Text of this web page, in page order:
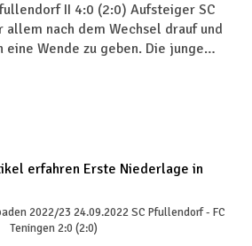
II 4:0 (2:0) Aufsteiger SC
nach dem Wechsel drauf und
eine Wende zu geben. Die junge…
2022/23 24.09.2022 SC Pfullendorf - FC
Teningen 2:0 (2:0)